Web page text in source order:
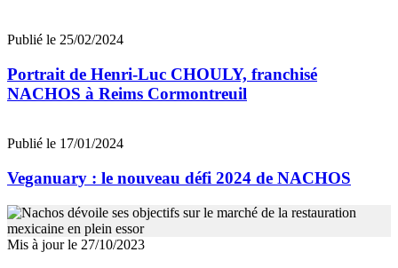
Publié le 25/02/2024
Portrait de Henri-Luc CHOULY, franchisé
NACHOS à Reims Cormontreuil
Publié le 17/01/2024
Veganuary : le nouveau défi 2024 de NACHOS
Mis à jour le 27/10/2023